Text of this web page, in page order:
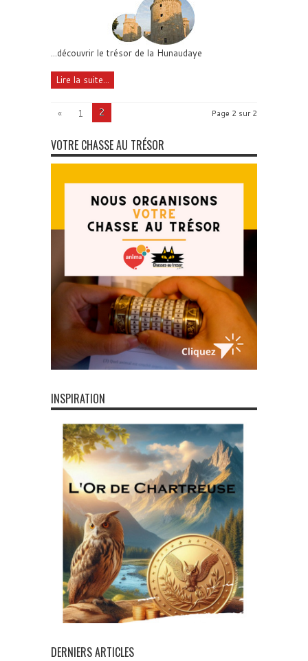
...découvrir le trésor de la Hunaudaye
Lire la suite...
Page 2 sur 2
« 1 2
VOTRE CHASSE AU TRÉSOR
INSPIRATION
DERNIERS ARTICLES